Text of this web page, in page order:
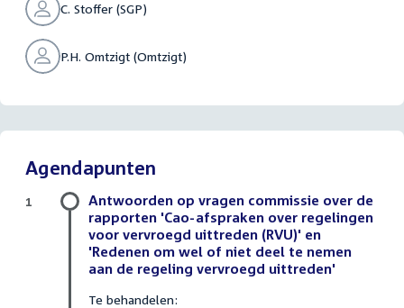
C. Stoffer (SGP)
P.H. Omtzigt (Omtzigt)
Agendapunten
Antwoorden op vragen commissie over de
rapporten 'Cao-afspraken over regelingen
voor vervroegd uittreden (RVU)' en
'Redenen om wel of niet deel te nemen
aan de regeling vervroegd uittreden'
Te behandelen:
1